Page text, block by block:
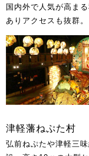
国内外で人気が高ま
ありアクセスも抜群。
津軽藩ねぷた村
弘前ねぷたや津軽三